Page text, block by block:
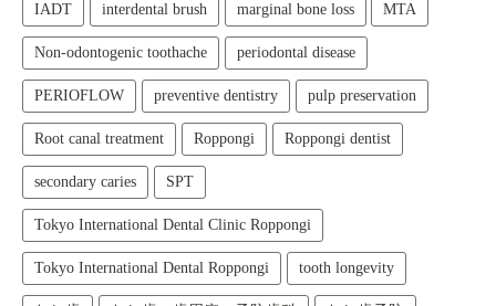
IADT interdental brush marginal bone loss MTA
Non-odontogenic toothache periodontal disease
PERIOFLOW preventive dentistry pulp preservation
Root canal treatment Roppongi Roppongi dentist
secondary caries SPT
Tokyo International Dental Clinic Roppongi
Tokyo International Dental Roppongi tooth longevity